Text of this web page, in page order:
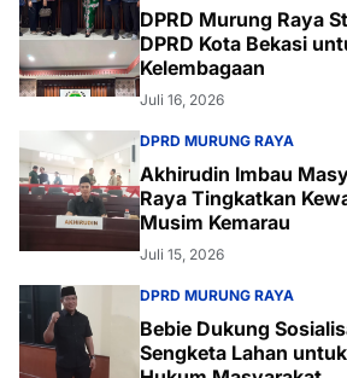
DPRD Murung Raya
DPRD Kota Bekasi
Kelembagaan
Juli 16, 2026
DPRD MURUNG RAYA
Akhirudin Imbau
Raya Tingkatkan
Musim Kemarau
Juli 15, 2026
DPRD MURUNG RAYA
Bebie Dukung
Sengketa Lahan